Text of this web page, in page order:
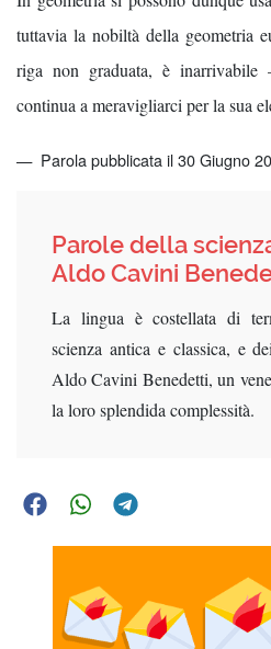
tuttavia la nobiltà della geometria
riga non graduata, è
continua a meravigliarci per la sua
Parola pubblicata il 30 Giugno
Parole della
Aldo Cavini
La lingua è costellata di
scienza antica e classica, e
Aldo Cavini Benedetti, un
la loro splendida complessità.